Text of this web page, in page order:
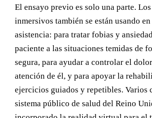
El ensayo previo es solo una parte.
inmersivos también se están usando
asistencia: para tratar fobias y
paciente a las situaciones temidas de
segura, para ayudar a controlar el
atención de él, y para apoyar la
ejercicios guiados y repetibles. Varios
sistema público de salud del Reino